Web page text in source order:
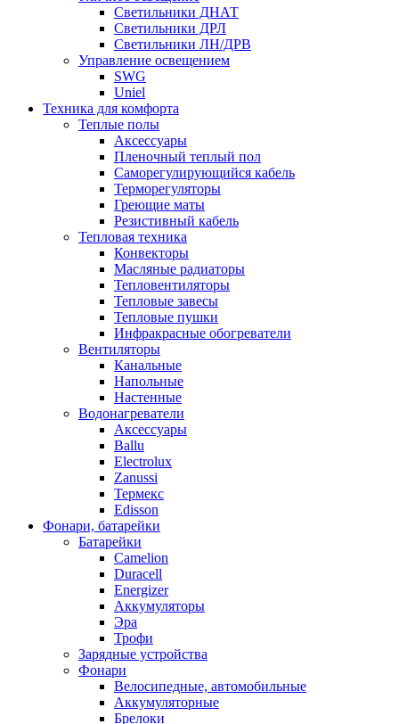
Светильники ДНАТ
Светильники ДРЛ
Светильники ЛН/ДРВ
Управление освещением
SWG
Uniel
Техника для комфорта
Теплые полы
Аксессуары
Пленочный теплый пол
Саморегулирующийся кабель
Терморегуляторы
Греющие маты
Резистивный кабель
Тепловая техника
Конвекторы
Масляные радиаторы
Тепловентиляторы
Тепловые завесы
Тепловые пушки
Инфракрасные обогреватели
Вентиляторы
Канальные
Напольные
Настенные
Водонагреватели
Аксессуары
Ballu
Electrolux
Zanussi
Термекс
Edisson
Фонари, батарейки
Батарейки
Camelion
Duracell
Energizer
Аккумуляторы
Эра
Трофи
Зарядные устройства
Фонари
Велосипедные, автомобильные
Аккумуляторные
Брелоки